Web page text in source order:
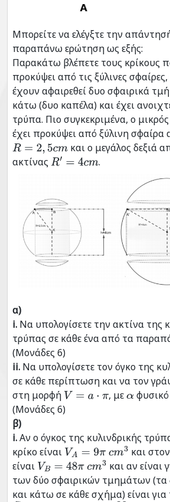
Μπορείτε να ελέγξτε την
παραπάνω ερώτηση ως εξής:
Παρακάτω βλέπετε τους κρίκους
προκύψει από τις ξύλινες
έχουν αφαιρεθεί δυο σφαιρικά
κάτω (δυο καπέλα) και έχει
τρύπα. Πιο συγκεκριμένα, ο
έχει προκύψει από ξύλινη σφαίρα
R= 2,5 cm
και ο μεγάλος δεξιά
ακτίνας R′= 4cm .
α)
i. Να υπολογίσετε την ακτίνα της
τρύπας σε κάθε ένα από τα
(Μονάδες 6)
ii. Να υπoλογίσετε τον όγκο της
σε κάθε περίπτωση και να τον
στη μορφή V= a⋅π , μεαφυσικό
(Μονάδες 6)
β)
i.Αν ο όγκος της κυλινδρικής
κρίκο είναι VΑ= 9π cm 3
και
είναι VB=48 πcm 3
και αν είναι
των δύο σφαιρικών τμημάτων
και κάτω σε κάθε σχήμα) είναι